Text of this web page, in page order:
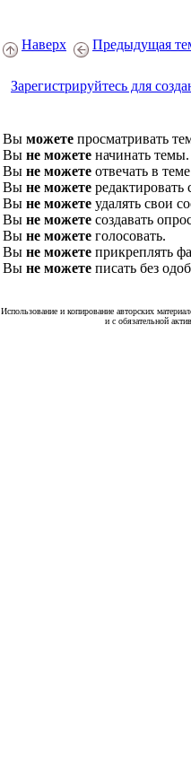
Наверх Предыдущая
Зарегистрируйтесь для
Вы можете просматривать
Вы не можете начинать темы.
Вы не можете отвечать в
Вы не можете
Вы не можете удалять свои
Вы не можете создавать
Вы не можете голосовать.
Вы не можете прикреплять
Вы не можете писать без
Использование и копирование авторских
и с обязательной